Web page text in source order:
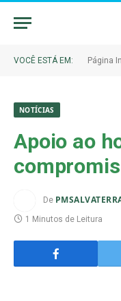
VOCÊ ESTÁ EM: Página
NOTÍCIAS
Apoio ao
De
1 Minutos de Leitura